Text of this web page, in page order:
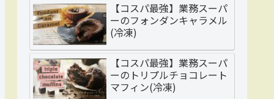
【コスパ最強】業務スーパ
ーのフォンダンキャラメル
(冷凍)
【コスパ最強】業務スーパ
ーのトリプルチョコレート
マフィン(冷凍)